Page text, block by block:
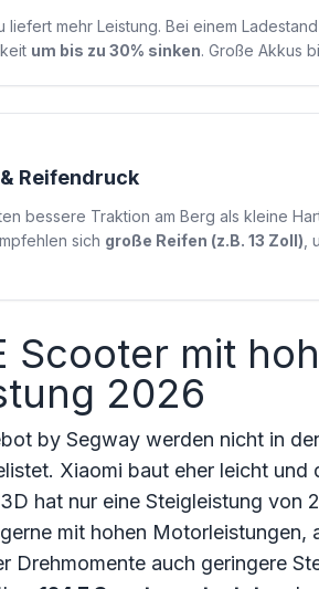
liefert mehr Leistung. Bei einem
um bis zu 30% sinken. Große Akkus
Reifendruck
bessere Traktion am Berg als kleine
sich große Reifen (z.B. 13 Zoll)
Scooter mit
2026
by Segway werden nicht in
Xiaomi baut eher leicht und
hat nur eine Steigleistung von
mit hohen Motorleistungen,
Drehmomente auch geringere